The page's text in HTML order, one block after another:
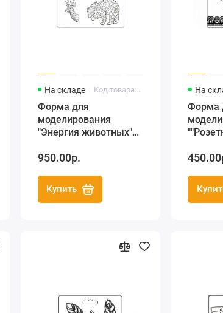
На складе Код товара: K3PTA462
Форма для
моделирования
"Энергия животных"
950.00р.
Купить
На
Форма